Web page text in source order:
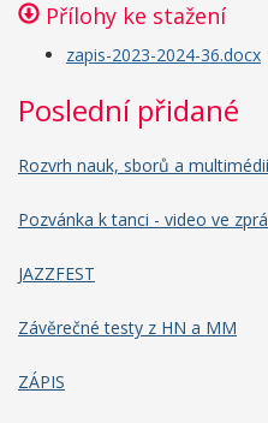
Přílohy ke stažení
zapis-2023-2024-36.docx
Poslední přidané
Rozvrh nauk, sborů a multimédií
Pozvánka k tanci - video ve
JAZZFEST
Závěrečné testy z HN a MM
ZÁPIS